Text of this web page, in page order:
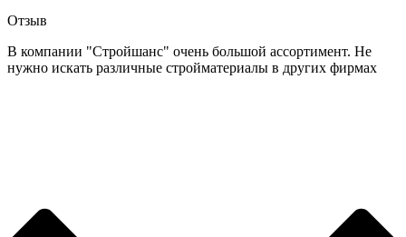
Отзыв
В компании "Стройшанс" очень большой ассортимент. Не
нужно искать различные стройматериалы в других фирмах